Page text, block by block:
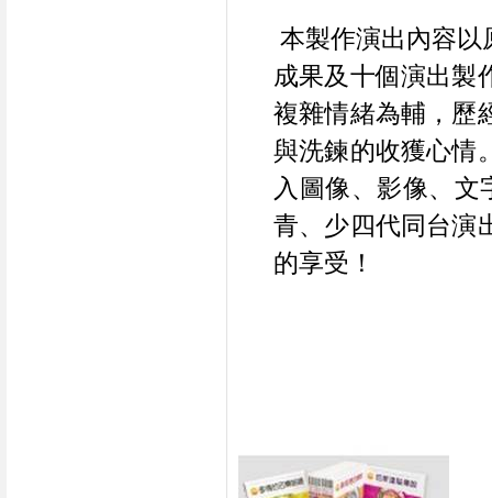
本製作演出內容以
成果及十個演出製
複雜情緒為輔，歷
與洗鍊的收獲心情
入圖像、影像、
青、少四代同台演
的享受！